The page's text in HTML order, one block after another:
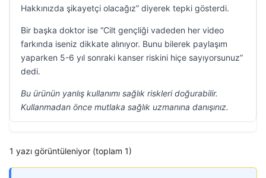
Hakkınızda şikayetçi olacağız” diyerek tepki gösterdi.
Bir başka doktor ise “Cilt gençliği vadeden her video
farkında iseniz dikkate alınıyor. Bunu bilerek paylaşım
yaparken 5-6 yıl sonraki kanser riskini hiçe sayıyorsunuz”
dedi.
Bu ürünün yanlış kullanımı sağlık riskleri doğurabilir.
Kullanmadan önce mutlaka sağlık uzmanına danışınız.
1 yazı görüntüleniyor (toplam 1)